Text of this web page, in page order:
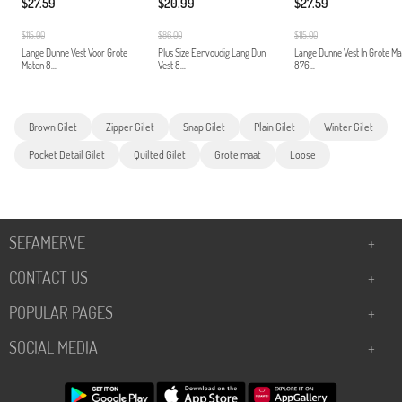
$27.59
$115.00
Lange Dunne Vest Voor Grote
Maten 8...
$20.99
$86.00
Plus Size Eenvoudig Lang Dun
Vest 8...
$27.59
$115.00
Lange Dunne Vest In Grote
876...
Brown Gilet Zipper Gilet Snap Gilet Plain Gilet Winter Gilet
Pocket Detail Gilet Quilted Gilet Grote maat Loose
SEFAMERVE
+
CONTACT US
+
POPULAR PAGES
+
SOCIAL MEDIA
+